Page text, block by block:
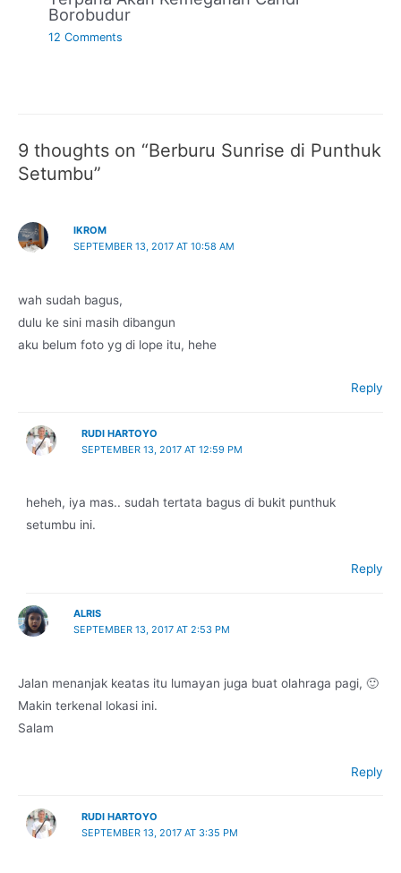
Borobudur
12 Comments
9 thoughts on “Berburu Sunrise di Punthuk
Setumbu”
IKROM
SEPTEMBER 13, 2017 AT 10:58 AM
wah sudah bagus,
dulu ke sini masih dibangun
aku belum foto yg di lope itu, hehe
Reply
RUDI HARTOYO
SEPTEMBER 13, 2017 AT 12:59 PM
heheh, iya mas.. sudah tertata bagus di bukit punthuk
setumbu ini.
Reply
ALRIS
SEPTEMBER 13, 2017 AT 2:53 PM
Jalan menanjak keatas itu lumayan juga buat olahraga pagi, 🙂
Makin terkenal lokasi ini.
Salam
Reply
RUDI HARTOYO
SEPTEMBER 13, 2017 AT 3:35 PM